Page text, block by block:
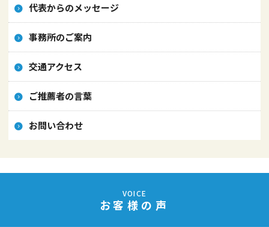
代表からのメッセージ
事務所のご案内
交通アクセス
ご推薦者の言葉
お問い合わせ
VOICE
お客様の声